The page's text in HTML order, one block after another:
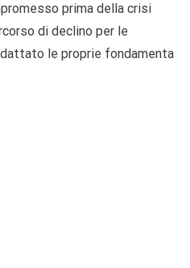
prima della crisi
di declino per le
le proprie fondamenta